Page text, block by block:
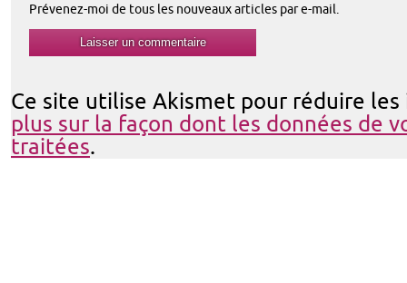
Prévenez-moi de tous les nouveaux articles par e-mail.
Ce site utilise Akismet pour réduire
plus sur la façon dont les données de
traitées.